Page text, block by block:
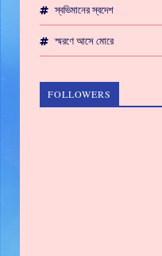
স্বভিমানের স্বদেশ
স্মরণে আসে মোরে
FOLLOWERS